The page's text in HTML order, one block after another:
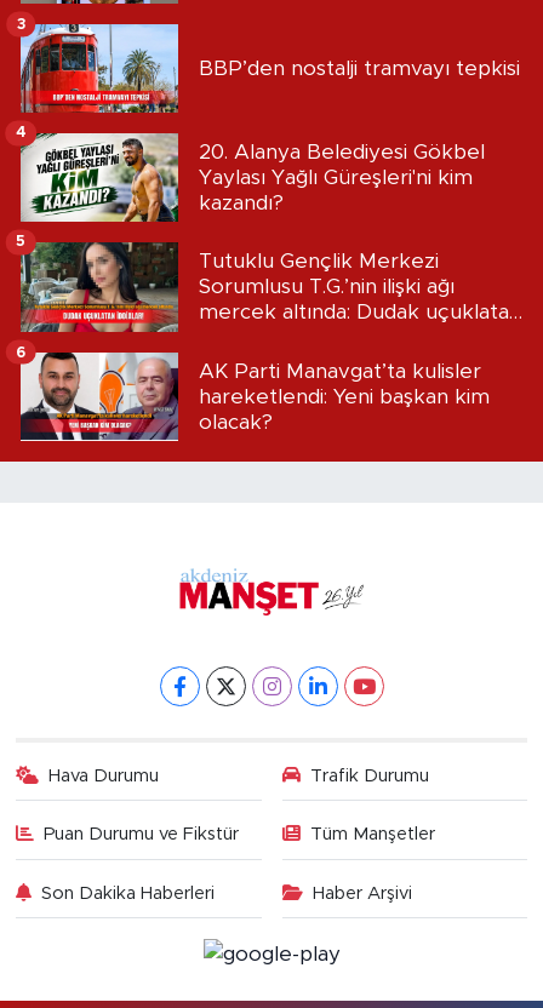
BBP’den nostalji tramvayı tepkisi
3
20. Alanya Belediyesi Gökbel
Yaylası Yağlı Güreşleri'ni kim
kazandı?
4
Tutuklu Gençlik Merkezi
Sorumlusu T.G.’nin ilişki ağı
mercek altında: Dudak uçuklatan
5
AK Parti Manavgat’ta kulisler
hareketlendi: Yeni başkan kim
olacak?
6
Hava Durumu Trafik Durumu
Puan Durumu ve Fikstür Tüm Manşetler
Son Dakika Haberleri Haber Arşivi